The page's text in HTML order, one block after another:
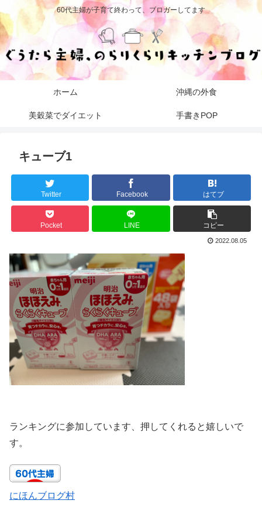
60代主婦が子育て終わって、ブロガーしてます
ホーム 沖縄の外食
美穀菜でダイエット 手書きPOP
キューブ1
Twitter Facebook はてブ
Pocket LINE コピー
2022.08.05
ランキングに参加しています、押してくれると嬉しいで
す。
にほんブログ村